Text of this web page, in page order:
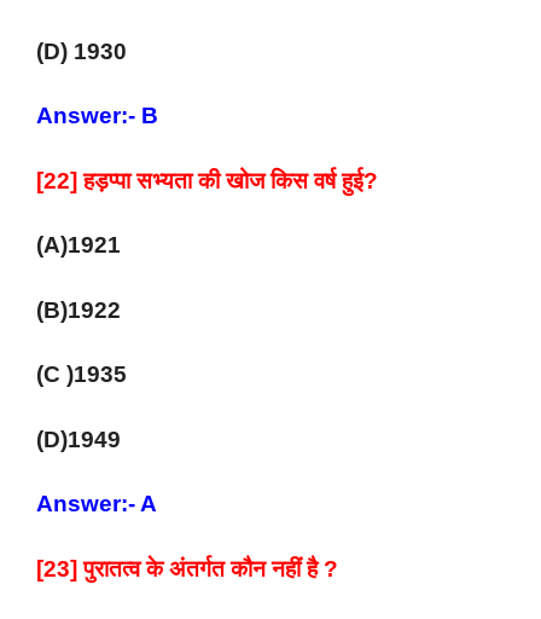
(D) 1930
Answer:- B
[22] हड़प्पा सभ्यता की खोज किस वर्ष हुई?
(A)1921
(B)1922
(C )1935
(D)1949
Answer:- A
[23] पुरातत्व के अंतर्गत कौन नहीं है ?